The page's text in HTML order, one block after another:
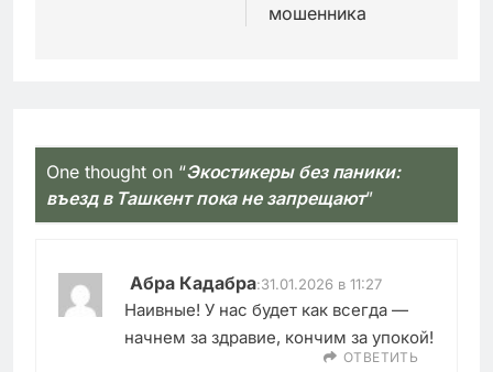
мошенника
One thought on “Экостикеры без паники:
въезд в Ташкент пока не запрещают”
Абра Кадабра:31.01.2026 в 11:27
Наивные! У нас будет как всегда —
начнем за здравие, кончим за упокой!
ОТВЕТИТЬ